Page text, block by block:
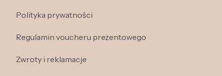
Polityka prywatności
Regulamin voucheru prezentowego
Zwroty i reklamacje